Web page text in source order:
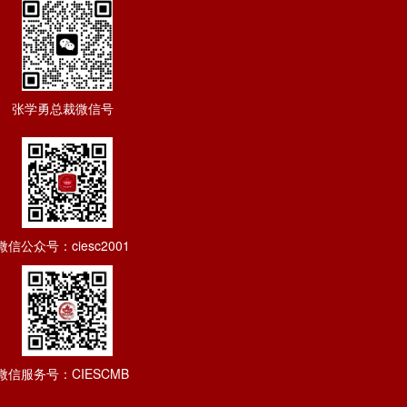
张学勇总裁微信号
信公众号：ciesc2001
信服务号：CIESCMB